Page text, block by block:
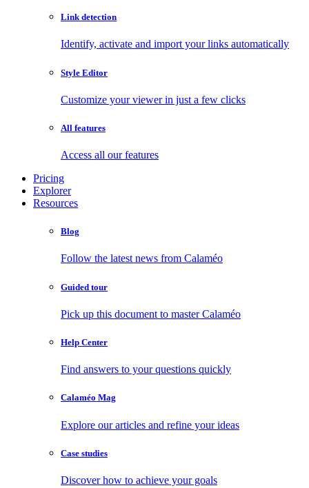
Link detection
Identify, activate and import your links automatically
Style Editor
Customize your viewer in just a few clicks
All features
Access all our features
Pricing
Explorer
Resources
Blog
Follow the latest news from Calaméo
Guided tour
Pick up this document to master Calaméo
Help Center
Find answers to your questions quickly
Calaméo Mag
Explore our articles and refine your ideas
Case studies
Discover how to achieve your goals